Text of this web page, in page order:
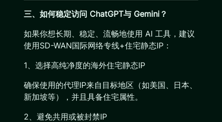
三、如何稳定访问 ChatGPT与 Gemini？
如果你想长期、稳定、流畅地使用 AI 工具，建议
使用SD-WAN国际网络专线+住宅静态IP：
1、选择高纯净度的海外住宅静态IP
确保使用的代理IP来自目标地区（如美国、日本、
新加坡等），并且具备住宅属性。
2、避免共用或被封禁IP